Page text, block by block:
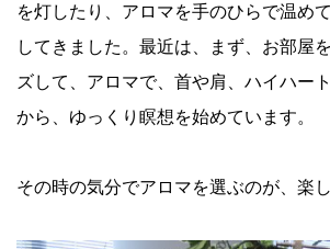
を灯したり、アロマを手のひらで温め
してきました。最近は、まず、お部屋
ズして、アロマで、首や肩、ハイハー
から、ゆっくり瞑想を始めています。
その時の気分でアロマを選ぶのが、楽し